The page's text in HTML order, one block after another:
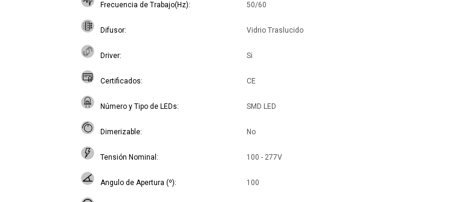
Frecuencia de Trabajo(Hz) 50/60
Difusor Vidrio Traslucido
Driver Si
Certificados CE
Número y Tipo de LEDs SMD LED
Dimerizable No
Tensión Nominal 100 - 277V
Angulo de Apertura (º) 100